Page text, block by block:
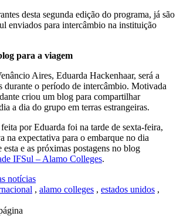
desta segunda edição do programa, já são
enviados para intercâmbio na instituição
para a viagem
Aires, Eduarda Hackenhaar, será a
durante o período de intercâmbio. Motivada
criou um blog para compartilhar
a dia do grupo em terras estrangeiras.
por Eduarda foi na tarde de sexta-feira,
na expectativa para o embarque no dia
e as próximas postagens no blog
IFSul – Alamo Colleges.
notícias
, alamo colleges , estados unidos ,